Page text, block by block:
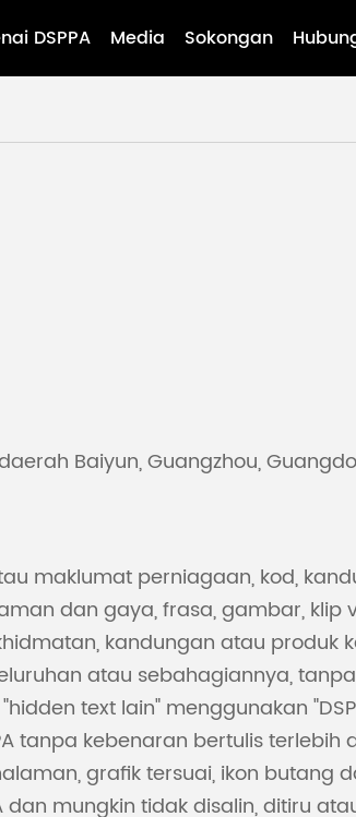
DSPPA Media Sokongan
Baiyun, Guangzhou,
maklumat perniagaan, kod,
dan gaya, frasa, gambar, klip
kandungan atau produk
atau sebahagiannya,
text lain" menggunakan
kebenaran bertulis terlebih
grafik tersuai, ikon butang
mungkin tidak disalin, ditiru